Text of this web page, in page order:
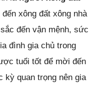
xông đất xông nhà
đến vận mệnh, sức
đình gia chủ trong
tuổi tốt để mời đến
kỳ quan trọng nên gia